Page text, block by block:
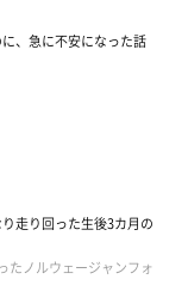
、急に不安になった話
走り回った生後3カ月の
たノルウェージャンフォ